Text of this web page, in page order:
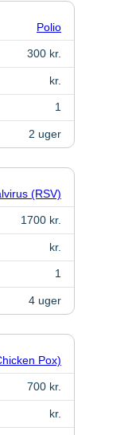
Polio
300 kr.
kr.
1
2 uger
(RSV)
1700 kr.
kr.
1
4 uger
Pox)
700 kr.
kr.